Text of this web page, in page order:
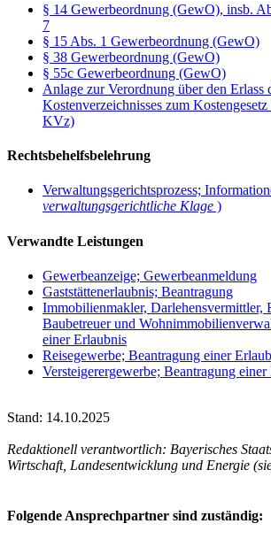
§ 14 Gewerbeordnung (GewO), insb.
7
§ 15 Abs. 1 Gewerbeordnung (GewO)
§ 38 Gewerbeordnung (GewO)
§ 55c Gewerbeordnung (GewO)
Anlage zur Verordnung über den Erlass
Kostenverzeichnisses zum
KVz)
Rechtsbehelfsbelehrung
Verwaltungsgerichtsprozess;
verwaltungsgerichtliche Klage )
Verwandte Leistungen
Gewerbeanzeige; Gewerbeanmeldung
Gaststättenerlaubnis; Beantragung
Immobilienmakler, Darlehensvermittler,
Baubetreuer und
einer Erlaubnis
Reisegewerbe; Beantragung einer
Versteigerergewerbe; Beantragung
Stand: 14.10.2025
Redaktionell verantwortlich: Bayerisches
Wirtschaft, Landesentwicklung und Energie
Folgende Ansprechpartner sind zuständig: